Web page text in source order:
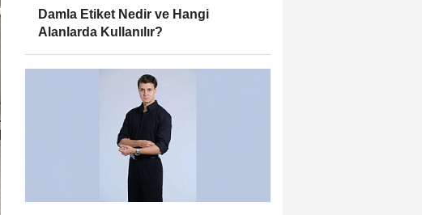
Damla Etiket Nedir ve Hangi
Alanlarda Kullanılır?